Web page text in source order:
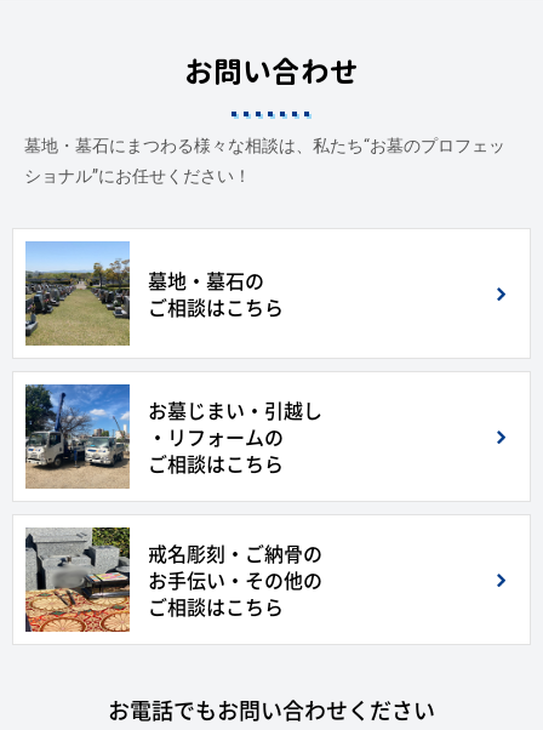
お問い合わせ
墓地・墓石にまつわる様々な相談は、私たち“お墓のプロフェッ
ショナル”にお任せください！
墓地・墓石の
ご相談はこちら
お墓じまい・引越し
・リフォームの
ご相談はこちら
戒名彫刻・ご納骨の
お手伝い・その他の
ご相談はこちら
お電話でもお問い合わせください